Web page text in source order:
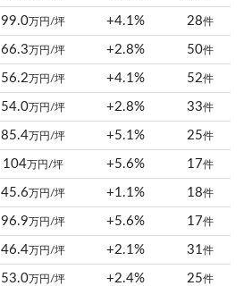
99.0万円/坪 +4.1% 28件
66.3万円/坪 +2.8% 50件
56.2万円/坪 +4.1% 52件
54.0万円/坪 +2.8% 33件
85.4万円/坪 +5.1% 25件
104万円/坪 +5.6% 17件
45.6万円/坪 +1.1% 18件
96.9万円/坪 +5.6% 17件
46.4万円/坪 +2.1% 31 件
53.0万円/坪 +2.4% 25件